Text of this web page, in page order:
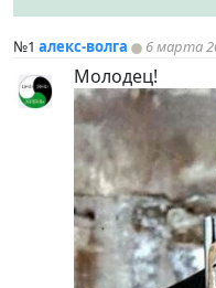
№1 алекс-волга 6 марта
Молодец!